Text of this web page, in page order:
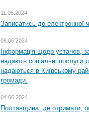
11.06.2024
Записатись до електронної
06.06.2024
Інформація щодо установ,
надають соціальні послуги
надаються в Київському
громади.
04.06.2024
Полтавщина: де отримати,